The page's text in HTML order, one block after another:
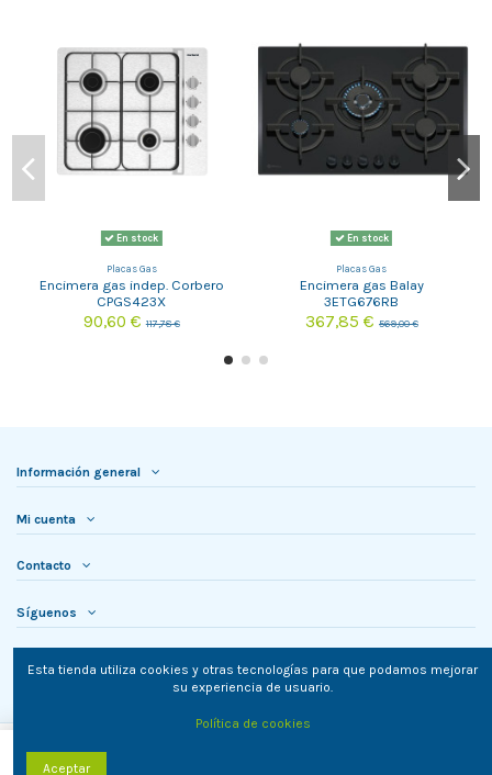
En stock
Placas Gas
Encimera gas indep. Corbero
CPGS423X
90,60 €117,78 €
En stock
Placas Gas
Encimera gas Balay
3ETG676RB
367,85 € 569,00 €
Información general
Mi cuenta
Contacto
Síguenos
Esta tienda utiliza cookies y otras tecnologías para que podamos mejorar
su experiencia de usuario.
Política de cookies
Aceptar